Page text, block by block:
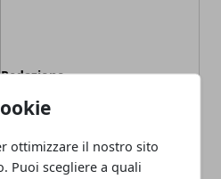
ottimizzare il nostro sito
Puoi scegliere a quali
Redazione